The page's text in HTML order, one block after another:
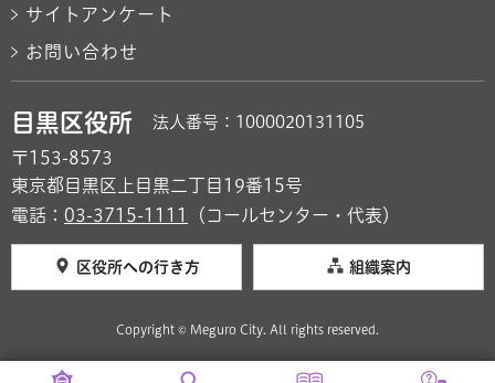
サイトアンケート
お問い合わせ
目黒区役所 法人番号：1000020131105
〒153-8573
東京都目黒区上目黒二丁目19番15号
電話： 03-3715-1111 （コールセンター・代表）
区役所への行き方 組織案内
Copyright © Meguro City. All rights reserved.